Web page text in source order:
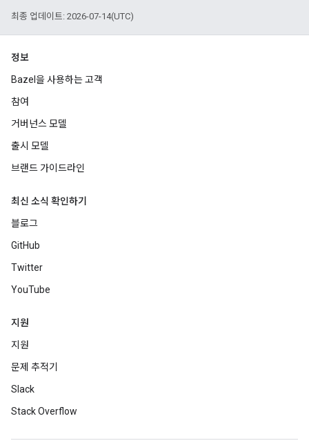
최종 업데이트: 2026-07-14(UTC)
정보
Bazel을 사용하는 고객
참여
거버넌스 모델
출시 모델
브랜드 가이드라인
최신 소식 확인하기
블로그
GitHub
Twitter
YouTube
지원
지원
문제 추적기
Slack
Stack Overflow